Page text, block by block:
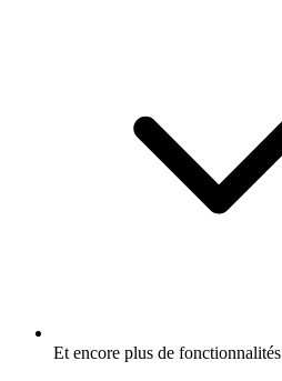
Et encore plus de fonctionnalités